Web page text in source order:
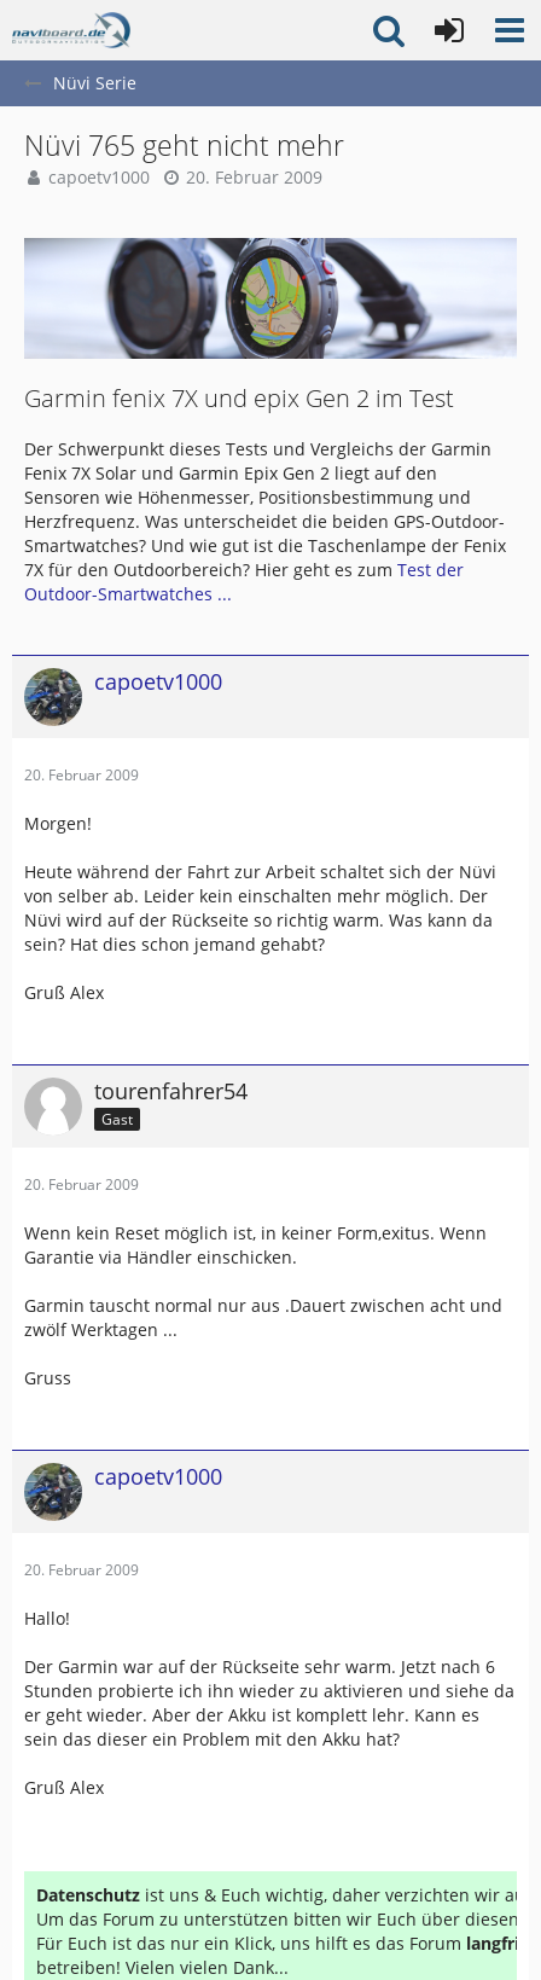
Nüvi Serie
Nüvi 765 geht nicht mehr
capoetv1000 20. Februar 2009
Garmin fenix 7X und epix Gen 2 im Test
Der Schwerpunkt dieses Tests und Vergleichs der Garmin
Fenix 7X Solar und Garmin Epix Gen 2 liegt auf den
Sensoren wie Höhenmesser, Positionsbestimmung und
Herzfrequenz. Was unterscheidet die beiden GPS-Outdoor-
Smartwatches? Und wie gut ist die Taschenlampe der Fenix
7X für den Outdoorbereich? Hier geht es zum Test der
Outdoor-Smartwatches ...
capoetv1000
20. Februar 2009
Morgen!
Heute während der Fahrt zur Arbeit schaltet sich der Nüvi
von selber ab. Leider kein einschalten mehr möglich. Der
Nüvi wird auf der Rückseite so richtig warm. Was kann da
sein? Hat dies schon jemand gehabt?
Gruß Alex
tourenfahrer54
Gast
20. Februar 2009
Wenn kein Reset möglich ist, in keiner Form,exitus. Wenn
Garantie via Händler einschicken.
Garmin tauscht normal nur aus .Dauert zwischen acht und
zwölf Werktagen ...
Gruss
capoetv1000
20. Februar 2009
Hallo!
Der Garmin war auf der Rückseite sehr warm. Jetzt nach 6
Stunden probierte ich ihn wieder zu aktivieren und siehe da
er geht wieder. Aber der Akku ist komplett lehr. Kann es
sein das dieser ein Problem mit den Akku hat?
Gruß Alex
Datenschutz ist uns & Euch wichtig, daher verzichten wir auf
Um das Forum zu unterstützen bitten wir Euch über diesen
Für Euch ist das nur ein Klick, uns hilft es das Forum
betreiben! Vielen vielen Dank...